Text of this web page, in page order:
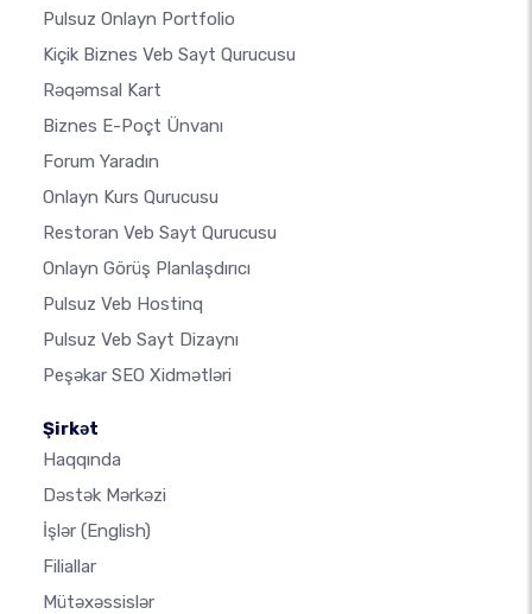
Pulsuz Onlayn Portfolio
Kiçik Biznes Veb Sayt Qurucusu
Rəqəmsal Kart
Biznes E-Poçt Ünvanı
Forum Yaradın
Onlayn Kurs Qurucusu
Restoran Veb Sayt Qurucusu
Onlayn Görüş Planlaşdırıcı
Pulsuz Veb Hostinq
Pulsuz Veb Sayt Dizaynı
Peşəkar SEO Xidmətləri
Şirkət
Haqqında
Dəstək Mərkəzi
İşlər (English)
Filiallar
Mütəxəssislər